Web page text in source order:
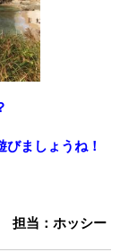
ましょうね！
担当：ホッシー